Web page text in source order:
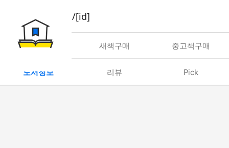
book/rent/[id]
대여 새책구매 중고책구매
도서정보 리뷰 Pick